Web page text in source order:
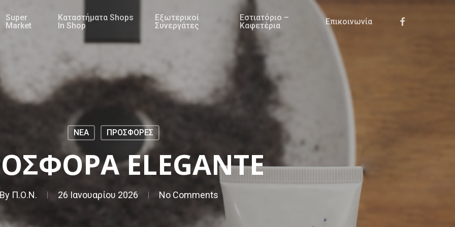
Super
Market
Καταστήματα Shops
In Shop
Εξωτερικοί
Συνεργάτες
Εστιατόριο –
Καφετέρια
Επικοινωνία Facebook
NEA ΠΡΟΣΦΟΡΕΣ
ELEGANTE
By Π.Ο.Ν. 26 Ιανουαρίου 2026 No Comments